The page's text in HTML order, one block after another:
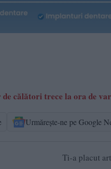
călători trece la ora de
Urmărește-ne pe Google
Ti-a placut